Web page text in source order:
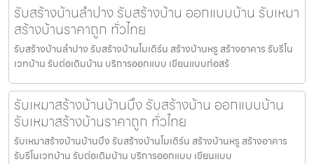
รับสร้างบ้านลำปาง รับสร้างบ้าน ออกแบบบ้าน รับเหมา
สร้างบ้านราคาถูก ทั่วไทย
รับสร้างบ้านลำปาง รับสร้างบ้านโมเดิร์น สร้างบ้านหรู สร้างอาคาร รับรีโน
เวทบ้าน รับต่อเติมบ้าน บริการออกแบบ เขียนแบบก่อสร้
รับเหมาสร้างบ้านบ้านบึง รับสร้างบ้าน ออกแบบบ้าน
รับเหมาสร้างบ้านราคาถูก ทั่วไทย
รับเหมาสร้างบ้านบ้านบึง รับสร้างบ้านโมเดิร์น สร้างบ้านหรู สร้างอาคาร
รับรีโนเวทบ้าน รับต่อเติมบ้าน บริการออกแบบ เขียนแบบ